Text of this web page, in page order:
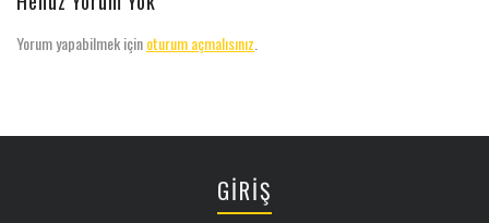
Yorum yapabilmek içinoturum açmalısınız
GİRİŞ